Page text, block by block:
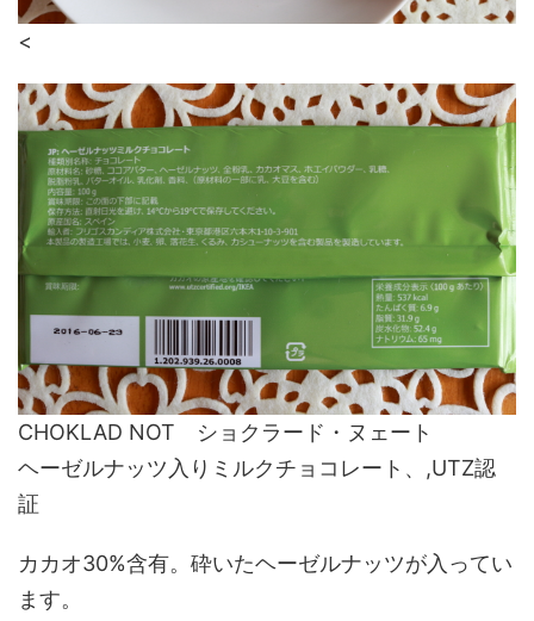
<
CHOKLAD NOT ショクラード・ヌェート
ヘーゼルナッツ入りミルクチョコレート、,UTZ認
証
カカオ30%含有。砕いたヘーゼルナッツが入ってい
ます。